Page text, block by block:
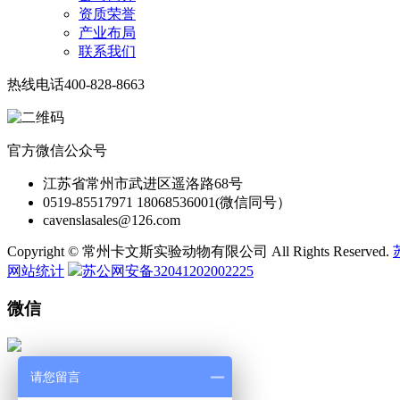
资质荣誉
产业布局
联系我们
热线电话400-828-8663
官方微信公众号
江苏省常州市武进区遥洛路68号
0519-85517971 18068536001(微信同号）
cavenslasales@126.com
Copyright © 常州卡文斯实验动物有限公司 All Rights Reserved.
网站统计
苏公网安备32041202002225
微信
微 信
请您留言